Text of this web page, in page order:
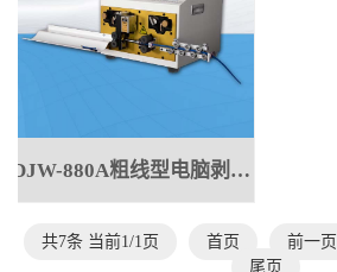
DJW-880A粗线型电脑剥线机10方
共7条 当前1/1页 首页 前一页
尾页